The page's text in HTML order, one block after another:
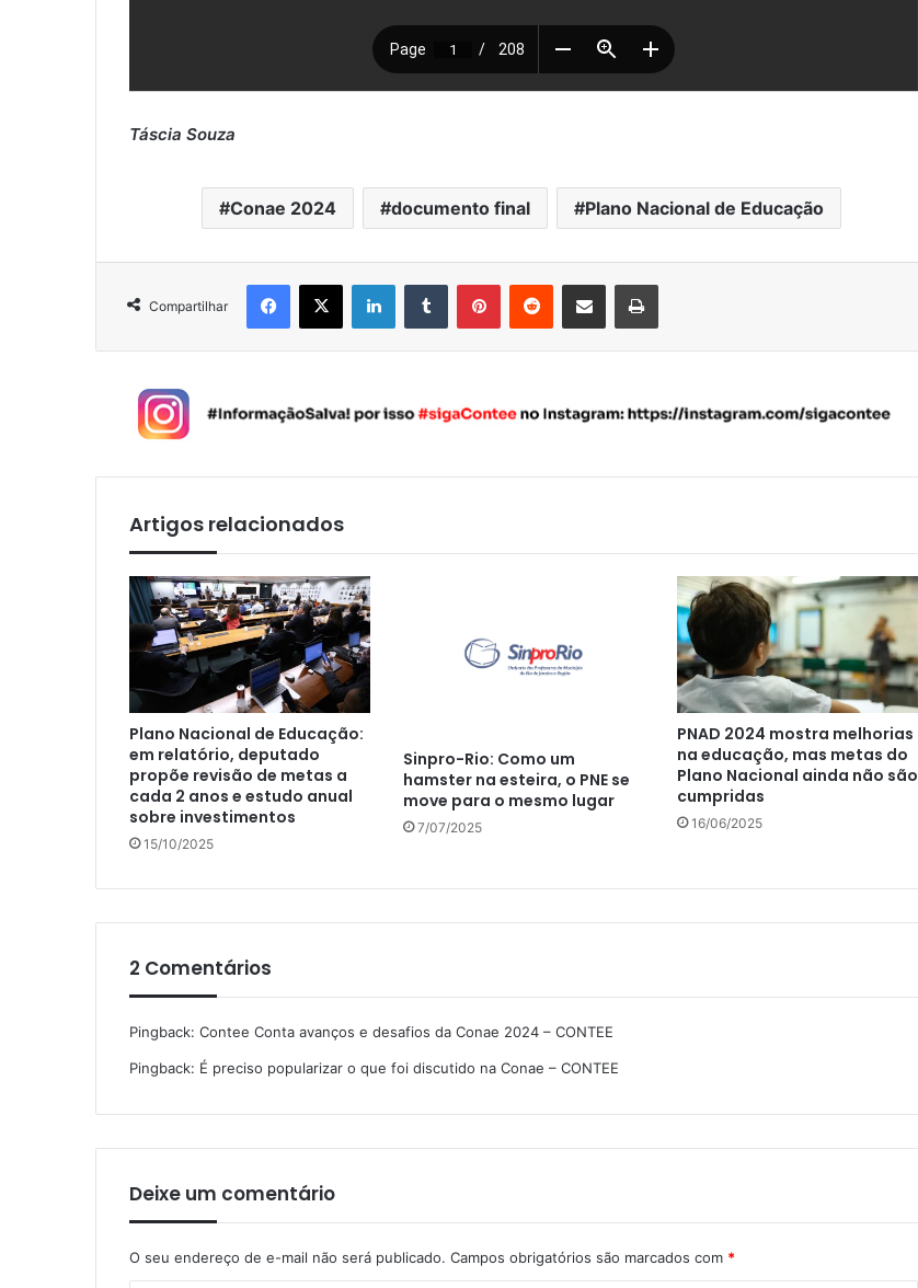
Táscia Souza
Conae 2024 documento final Plano Nacional de Educação
Compartilhar
Artigos relacionados
Plano Nacional de Educação:
em relatório, deputado
propõe revisão de metas a
cada 2 anos e estudo anual
sobre investimentos
15/10/2025
Sinpro-Rio: Como um
hamster na esteira, o PNE se
move para o mesmo lugar
7/07/2025
PNAD 2024 mostra melhorias
na educação, mas metas do
Plano Nacional ainda não são
cumpridas
16/06/2025
2 Comentários
Pingback: Contee Conta avanços e desafios da Conae 2024 – CONTEE
Pingback: É preciso popularizar o que foi discutido na Conae – CONTEE
Deixe um comentário
O seu endereço de e-mail não será publicado. Campos obrigatórios são marcados com *